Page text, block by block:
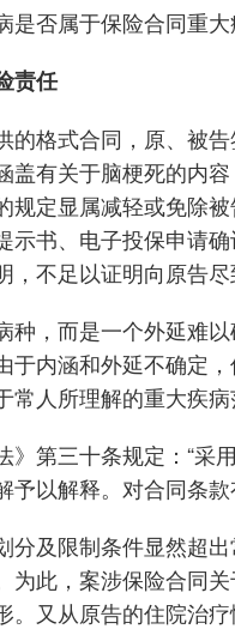
是否属于保险合同重
责任
的格式合同，原、被
盖有关于脑梗死的内
规定显属减轻或免除
示书、电子投保申请
，不足以证明向原告
种，而是一个外延难
于内涵和外延不确定
常人所理解的重大疾
》第三十条规定：“
予以解释。对合同条
分及限制条件显然超
为此，案涉保险合同
。又从原告的住院治